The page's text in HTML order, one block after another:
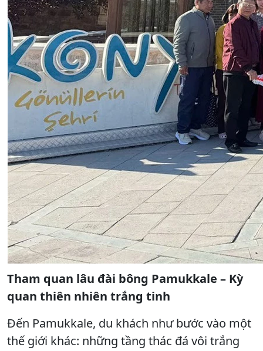
Tham quan lâu đài bông Pamukkale – Kỳ
quan thiên nhiên trắng tinh
Đến Pamukkale, du khách như bước vào một
thế giới khác: những tầng thác đá vôi trắng